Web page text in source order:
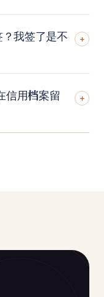
我签了是不
+
信用档案留
+